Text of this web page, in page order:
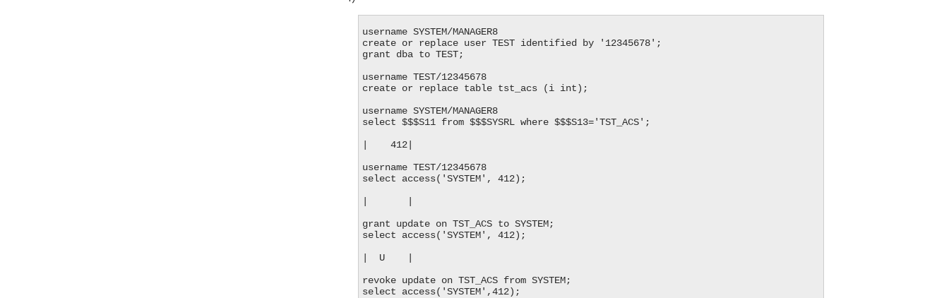
username SYSTEM/MANAGER8
create or replace user TEST identified by '12345678';
grant dba to TEST;
username TEST/12345678
create or replace table tst_acs (i int);
username SYSTEM/MANAGER8
select $$$S11 from $$$SYSRL where $$$S13='TST_ACS';
|    412|
username TEST/12345678
select access('SYSTEM', 412);
grant update on TST_ACS to SYSTEM;
select access('SYSTEM', 412);
|  U    |
revoke update on TST_ACS from SYSTEM;
select access('SYSTEM',412);